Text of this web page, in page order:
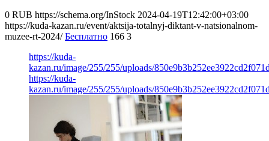
0 RUB https://schema.org/InStock 2024-04-19T12:42:00+03:00
https://kuda-kazan.ru/event/aktsija-totalnyj-diktant-v-natsionalnom-
muzee-rt-2024/ Бесплатно 166 3
https://kuda-
kazan.ru/image/255/255/uploads/
https://kuda-
kazan.ru/image/255/255/uploads/